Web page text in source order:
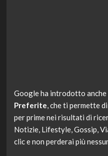
Google ha introdotto
Preferite, che ti permette
per prime nei risultati di
Notizie, Lifestyle, Gossip,
clic e non perderai più